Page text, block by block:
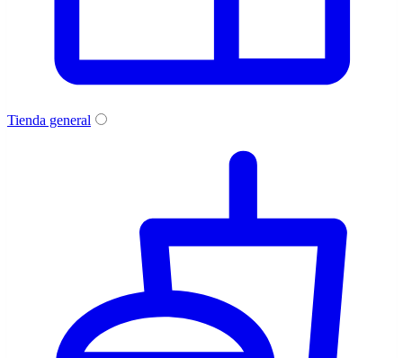
Tienda general